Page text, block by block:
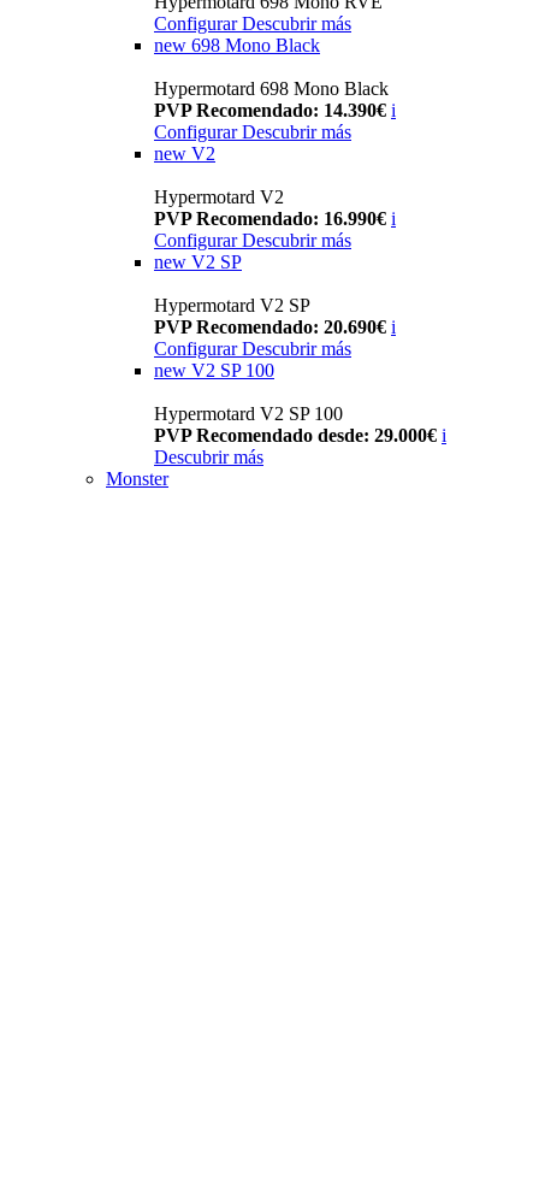
Configurar Descubrir más
new 698 Mono Black
Hypermotard 698 Mono Black
PVP Recomendado: 14.390€ i
Configurar Descubrir más
new V2
Hypermotard V2
PVP Recomendado: 16.990€ i
Configurar Descubrir más
new V2 SP
Hypermotard V2 SP
PVP Recomendado: 20.690€ i
Configurar Descubrir más
new V2 SP 100
Hypermotard V2 SP 100
PVP Recomendado desde: 29.000€ i
Descubrir más
Monster